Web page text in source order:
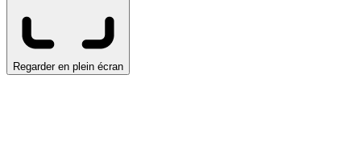
Regarder en plein écran